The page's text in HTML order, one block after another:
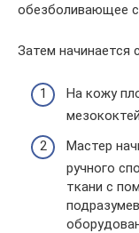
обезболивающее
Затем начинается
На кожу
Мастер
ручного
ткани с